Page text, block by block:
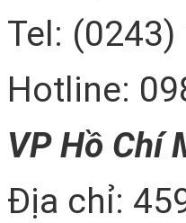
Tel:
Hotline:
VP Hồ
Địa chỉ: